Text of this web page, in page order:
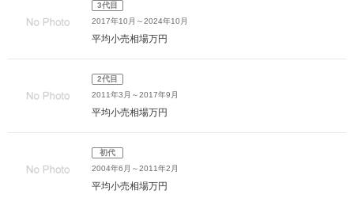
3代目
2017年10月～2024年10月
平均小売相場万円
2代目
2011年3月～2017年9月
平均小売相場万円
初代
2004年6月～2011年2月
平均小売相場万円